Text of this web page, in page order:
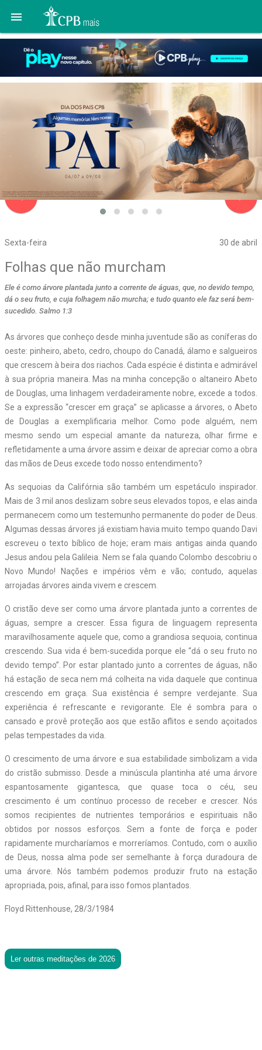

Sexta-feira 30 de abril
navigate_before
Folhas que não murcham
Ele é como árvore plantada junto a corrente de águas, que, no devido tempo,
dá o seu fruto, e cuja folhagem não murcha; e tudo quanto ele faz será bem-
sucedido. Salmo 1:3
As árvores que conheço desde minha juventude são as coníferas do
oeste: pinheiro, abeto, cedro, choupo do Canadá, álamo e salgueiros
que crescem à beira dos riachos. Cada espécie é distinta e admirável
à sua própria maneira. Mas na minha concepção o altaneiro Abeto
de Douglas, uma linhagem verdadeiramente nobre, excede a todos.
Se a expressão “crescer em graça” se aplicasse a árvores, o Abeto
de Douglas a exemplificaria melhor. Como pode alguém, nem
mesmo sendo um especial amante da natureza, olhar firme e
refletidamente a uma árvore assim e deixar de apreciar como a obra
das mãos de Deus excede todo nosso entendimento?
As sequoias da Califórnia são também um espetáculo inspirador.
Mais de 3 mil anos deslizam sobre seus elevados topos, e elas ainda
permanecem como um testemunho permanente do poder de Deus.
Algumas dessas árvores já existiam havia muito tempo quando Davi
escreveu o texto bíblico de hoje; eram mais antigas ainda quando
Jesus andou pela Galileia. Nem se fala quando Colombo descobriu o
Novo Mundo! Nações e impérios vêm e vão; contudo, aquelas
arrojadas árvores ainda vivem e crescem.
O cristão deve ser como uma árvore plantada junto a correntes de
águas, sempre a crescer. Essa figura de linguagem representa
maravilhosamente aquele que, como a grandiosa sequoia, continua
crescendo. Sua vida é bem-sucedida porque ele “dá o seu fruto no
devido tempo”. Por estar plantado junto a correntes de águas, não
há estação de seca nem má colheita na vida daquele que continua
crescendo em graça. Sua existência é sempre verdejante. Sua
experiência é refrescante e revigorante. Ele é sombra para o
cansado e provê proteção aos que estão aflitos e sendo açoitados
pelas tempestades da vida.
O crescimento de uma árvore e sua estabilidade simbolizam a vida
do cristão submisso. Desde a minúscula plantinha até uma árvore
espantosamente gigantesca, que quase toca o céu, seu
crescimento é um contínuo processo de receber e crescer. Nós
somos recipientes de nutrientes temporários e espirituais não
obtidos por nossos esforços. Sem a fonte de força e poder
rapidamente murcharíamos e morreríamos. Contudo, com o auxílio
de Deus, nossa alma pode ser semelhante à força duradoura de
uma árvore. Nós também podemos produzir fruto na estação
apropriada, pois, afinal, para isso fomos plantados.
Floyd Rittenhouse, 28/3/1984
Ler outras meditações de 2026
navigate_next